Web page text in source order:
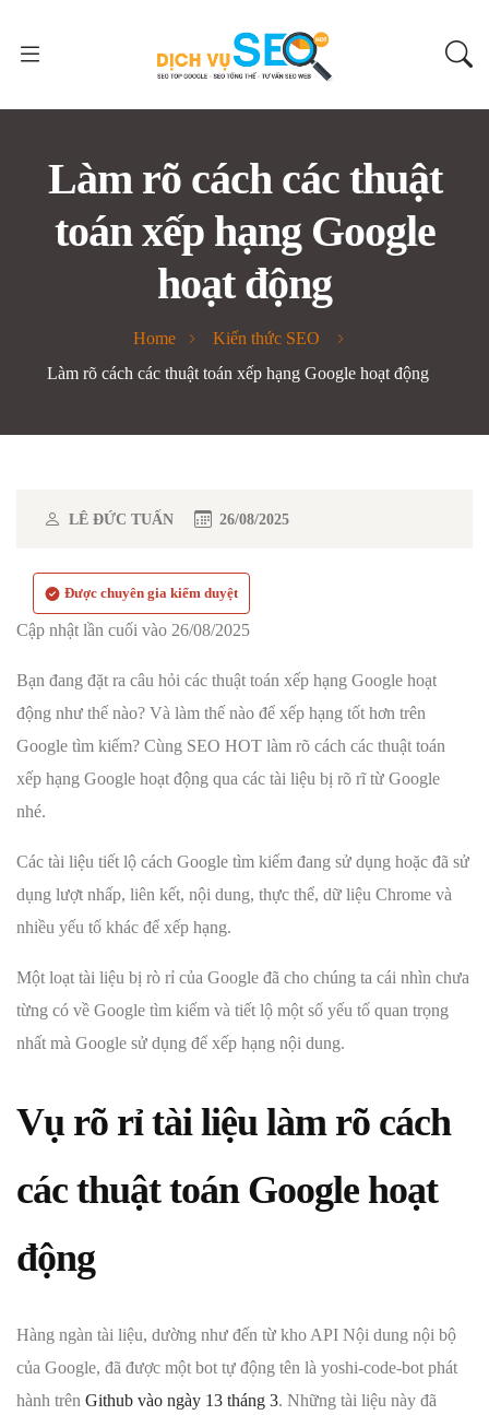
Làm rõ cách các thuật
toán xếp hạng Google
hoạt động
Home
Kiến thức SEO
Làm rõ cách các thuật toán xếp hạng Google hoạt động
LÊ ĐỨC TUẤN 26/08/2025
Được chuyên gia kiểm duyệt
Cập nhật lần cuối vào 26/08/2025
Bạn đang đặt ra câu hỏi các thuật toán xếp hạng Google hoạt
động như thế nào? Và làm thế nào để xếp hạng tốt hơn trên
Google tìm kiếm? Cùng SEO HOT làm rõ cách các thuật toán
xếp hạng Google hoạt động qua các tài liệu bị rõ rĩ từ Google
nhé.
Các tài liệu tiết lộ cách Google tìm kiếm đang sử dụng hoặc đã sử
dụng lượt nhấp, liên kết, nội dung, thực thể, dữ liệu Chrome và
nhiều yếu tố khác để xếp hạng.
Một loạt tài liệu bị rò rỉ của Google đã cho chúng ta cái nhìn chưa
từng có về Google tìm kiếm và tiết lộ một số yếu tố quan trọng
nhất mà Google sử dụng để xếp hạng nội dung.
Vụ rõ rỉ tài liệu làm rõ cách
các thuật toán Google hoạt
động
Hàng ngàn tài liệu, dường như đến từ kho API Nội dung nội bộ
của Google, đã được một bot tự động tên là yoshi-code-bot phát
hành trên Github vào ngày 13 tháng 3. Những tài liệu này đã